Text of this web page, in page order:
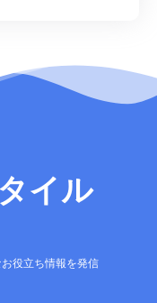
イル
役立ち情報を発信